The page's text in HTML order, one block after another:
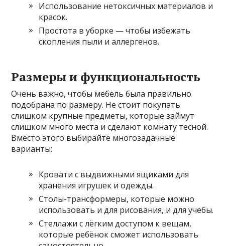
Использование нетоксичных материалов и
красок.
Простота в уборке — чтобы избежать
скопления пыли и аллергенов.
Размеры и функциональность
Очень важно, чтобы мебель была правильно
подобрана по размеру. Не стоит покупать
слишком крупные предметы, которые займут
слишком много места и сделают комнату тесной.
Вместо этого выбирайте многозадачные
варианты:
Кровати с выдвижными ящиками для
хранения игрушек и одежды.
Столы-трансформеры, которые можно
использовать и для рисования, и для учебы.
Стеллажи с лёгким доступом к вещам,
которые ребёнок сможет использовать